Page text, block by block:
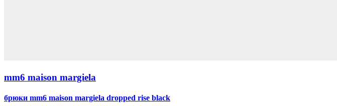
mm6 maison margiela
брюки mm6 maison margiela dropped rise black